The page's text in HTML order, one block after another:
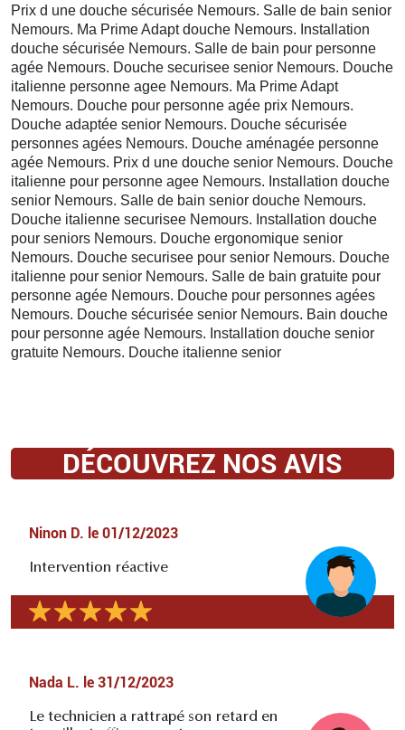
Prix d une douche sécurisée Nemours. Salle de bain senior
Nemours. Ma Prime Adapt douche Nemours. Installation
douche sécurisée Nemours. Salle de bain pour personne
agée Nemours. Douche securisee senior Nemours. Douche
italienne personne agee Nemours. Ma Prime Adapt
Nemours. Douche pour personne agée prix Nemours.
Douche adaptée senior Nemours. Douche sécurisée
personnes agées Nemours. Douche aménagée personne
agée Nemours. Prix d une douche senior Nemours. Douche
italienne pour personne agee Nemours. Installation douche
senior Nemours. Salle de bain senior douche Nemours.
Douche italienne securisee Nemours. Installation douche
pour seniors Nemours. Douche ergonomique senior
Nemours. Douche securisee pour senior Nemours. Douche
italienne pour senior Nemours. Salle de bain gratuite pour
personne agée Nemours. Douche pour personnes agées
Nemours. Douche sécurisée senior Nemours. Bain douche
pour personne agée Nemours. Installation douche senior
gratuite Nemours. Douche italienne senior
DÉCOUVREZ NOS AVIS
Ninon D. le 01/12/2023
Intervention réactive
Nada L. le 31/12/2023
Le technicien a rattrapé son retard en